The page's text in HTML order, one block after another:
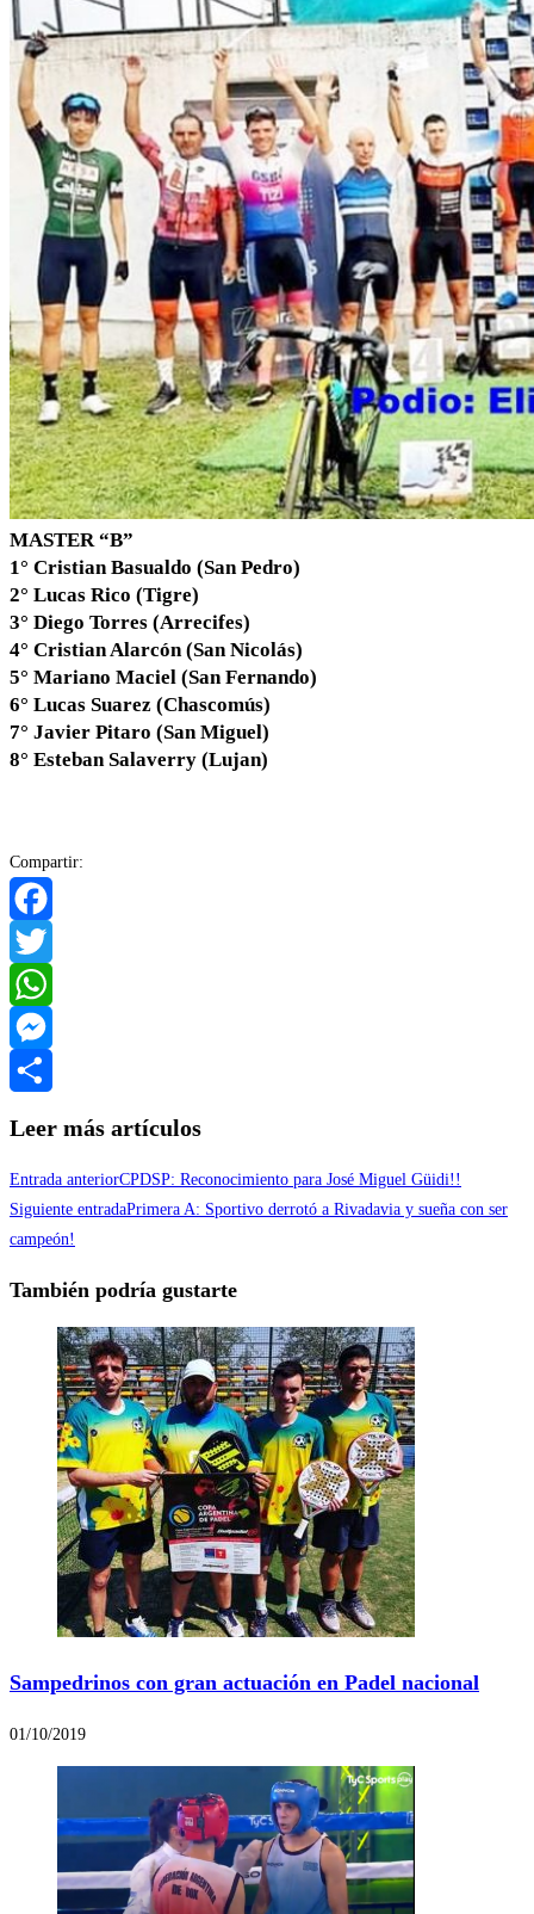
MASTER “B”
1° Cristian Basualdo (San Pedro)
2° Lucas Rico (Tigre)
3° Diego Torres (Arrecifes)
4° Cristian Alarcón (San Nicolás)
5° Mariano Maciel (San Fernando)
6° Lucas Suarez (Chascomús)
7° Javier Pitaro (San Miguel)
8° Esteban Salaverry (Lujan)
Compartir:
Facebook
Twitter
WhatsApp
Messenger
Leer más artículos
Entrada anteriorCPDSP: Reconocimiento para José Miguel Güidi!!
Siguiente entradaPrimera A: Sportivo derrotó a Rivadavia y sueña con ser
campeón!
También podría gustarte
Sampedrinos con gran actuación en Padel nacional
01/10/2019